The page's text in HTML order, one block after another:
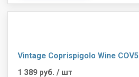
Vintage Coprispigolo Wine COV5
1 389 руб. / шт